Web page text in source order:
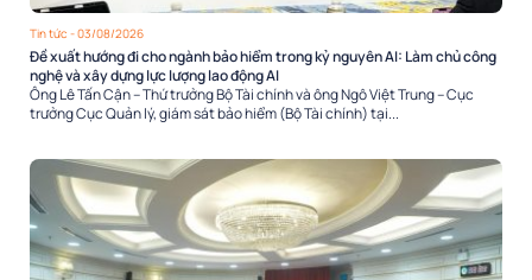
Tin tức - 03/08/2026
Đề xuất hướng đi cho ngành bảo hiểm trong kỷ nguyên AI: Làm chủ công
nghệ và xây dựng lực lượng lao động AI
Ông Lê Tấn Cận – Thứ trưởng Bộ Tài chính và ông Ngô Việt Trung – Cục
trưởng Cục Quản lý, giám sát bảo hiểm (Bộ Tài chính) tại...